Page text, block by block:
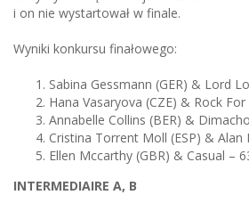
i on nie wystartował w finale.
Wyniki konkursu finałowego:
Sabina Gessmann (GER) & Lord
Hana Vasaryova (CZE) & Rock
Annabelle Collins (BER) &
Cristina Torrent Moll (ESP) & Alan
Ellen Mccarthy (GBR) & Casual –
INTERMEDIAIRE A, B